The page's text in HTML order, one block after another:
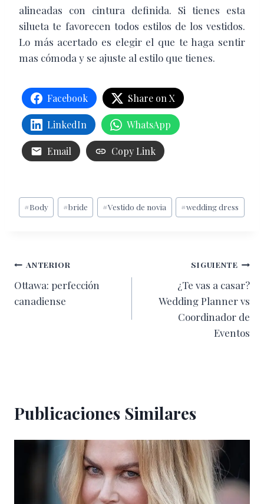
alineadas con cintura definida. Si tienes esta
silueta te favorecen todos estilos de los vestidos.
Lo más acertado es elegir el que te haga sentir
mas cómoda y se ajuste al estilo que tienes.
Facebook Share on X
LinkedIn WhatsApp
Email Copy Link
Etiquetas
de
#Body #bride #Vestido de novia #wedding dress
Navegación
de
ANTERIOR
Ottawa: perfección
canadiense
SIGUIENTE
¿Te vas a casar?
Wedding Planner vs
Coordinador de
Eventos
Publicaciones Similares